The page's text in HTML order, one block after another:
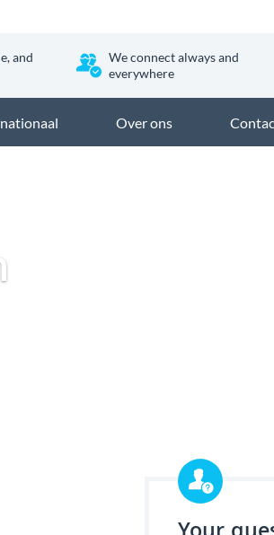
and
We connect always and
everywhere
Over ons